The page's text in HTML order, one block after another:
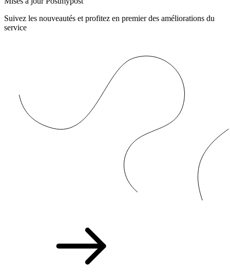
Suivez les nouveautés et profitez en premier des améliorations du
service